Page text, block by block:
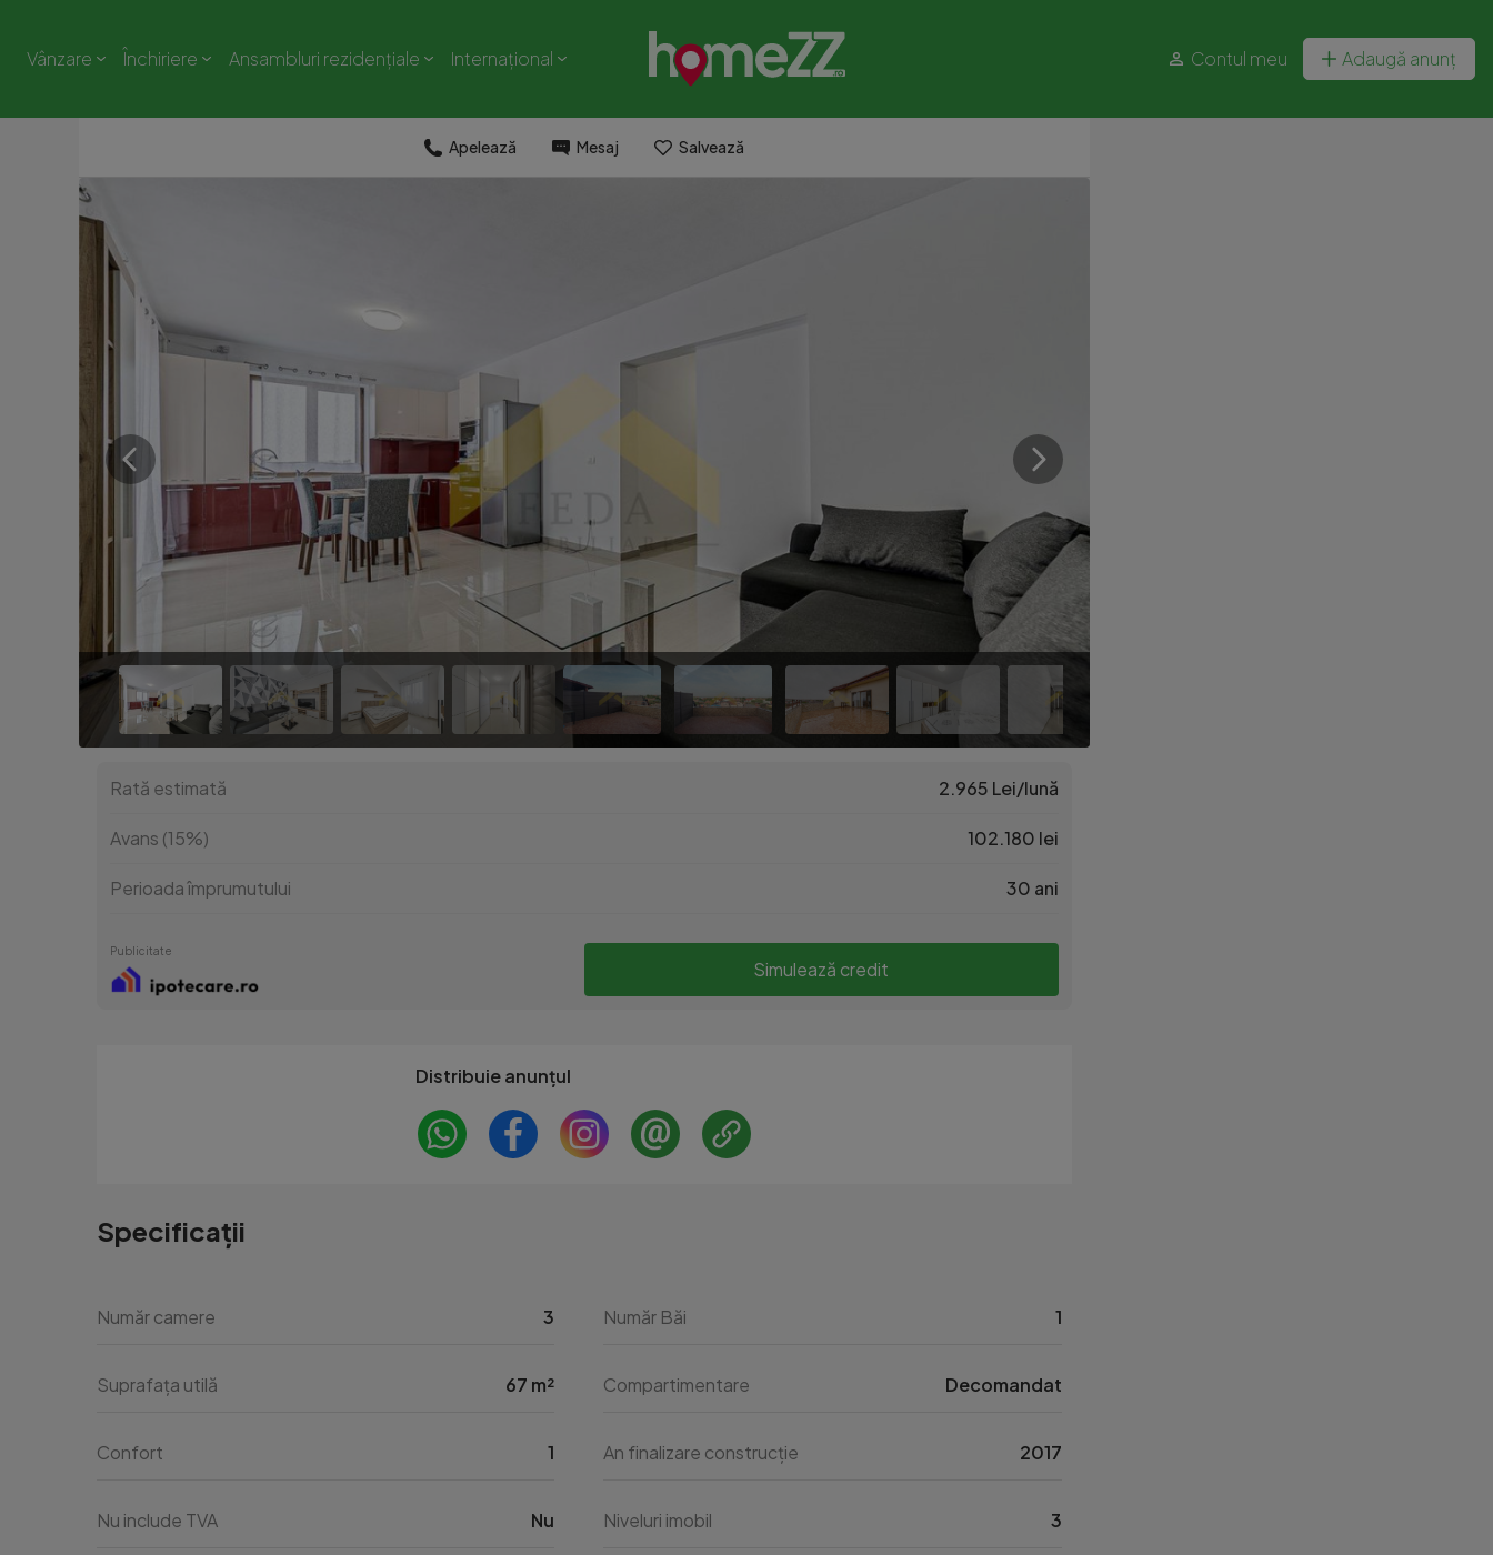
Vânzare Închiriere Ansambluri rezidențiale Internațional Contul meu Adaugă anunț
Apelează Mesaj Salvează
Rată estimată 2.965 Lei/lună
Avans (15%) 102.180 lei
Perioada împrumutului 30 ani
Publicitate
Simulează credit
Distribuie anunțul
Specificații
Număr camere 3 Număr Băi 1
Suprafața utilă 67 m² Compartimentare Decomandat
Confort 1 An finalizare construcție 2017
Nu include TVA Nu Niveluri imobil 3